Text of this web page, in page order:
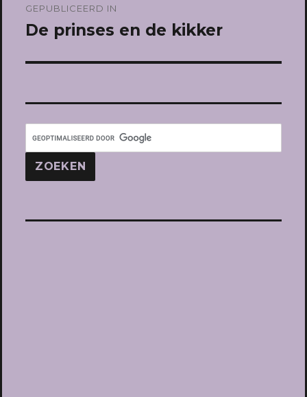
navigatie
GEPUBLICEERD IN
De prinses en de kikker